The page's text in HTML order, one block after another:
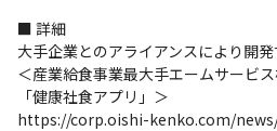
■ 詳細
大手企業とのアライアンスにより開
＜産業給食事業最大手エームサービ
「健康社食アプリ」＞
https://corp.oishi-kenko.com/